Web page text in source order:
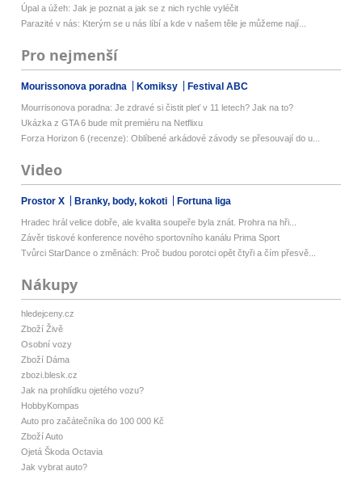
Úpal a úžeh: Jak je poznat a jak se z nich rychle vyléčit
Parazité v nás: Kterým se u nás líbí a kde v našem těle je můžeme nají...
Pro nejmenší
Mourissonova poradna Komiksy Festival ABC
Mourrisonova poradna: Je zdravé si čistit pleť v 11 letech? Jak na to?
Ukázka z GTA 6 bude mít premiéru na Netflixu
Forza Horizon 6 (recenze): Oblíbené arkádové závody se přesouvají do u...
Video
Prostor X Branky, body, kokoti Fortuna liga
Hradec hrál velice dobře, ale kvalita soupeře byla znát. Prohra na hři...
Závěr tiskové konference nového sportovního kanálu Prima Sport
Tvůrci StarDance o změnách: Proč budou porotci opět čtyři a čím přesvě...
Nákupy
hledejceny.cz
Zboží Živě
Osobní vozy
Zboží Dáma
zbozi.blesk.cz
Jak na prohlídku ojetého vozu?
HobbyKompas
Auto pro začátečníka do 100 000 Kč
Zboží Auto
Ojetá Škoda Octavia
Jak vybrat auto?